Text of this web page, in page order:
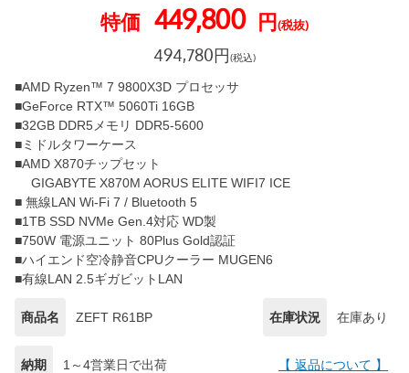
特価 449,800 円(税抜)
494,780円(税込)
■AMD Ryzen™ 7 9800X3D プロセッサ
■GeForce RTX™ 5060Ti 16GB
■32GB DDR5メモリ DDR5-5600
■ミドルタワーケース
■AMD X870チップセット
GIGABYTE X870M AORUS ELITE WIFI7 ICE
■ 無線LAN Wi-Fi 7 / Bluetooth 5
■1TB SSD NVMe Gen.4対応 WD製
■750W 電源ユニット 80Plus Gold認証
■ハイエンド空冷静音CPUクーラー MUGEN6
■有線LAN 2.5ギガビットLAN
商品名 ZEFT R61BP 在庫状況 在庫あり
納期 1～4営業日で出荷 【 返品について 】